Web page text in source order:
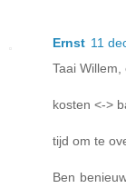
Ernst 11
Taai Willem,
kosten <->
tijd om te
Ben